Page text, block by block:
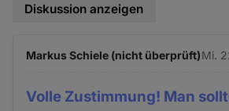
Diskussion anzeigen
Markus Schiele (nicht überprüft)Mi.
Volle Zustimmung! Man